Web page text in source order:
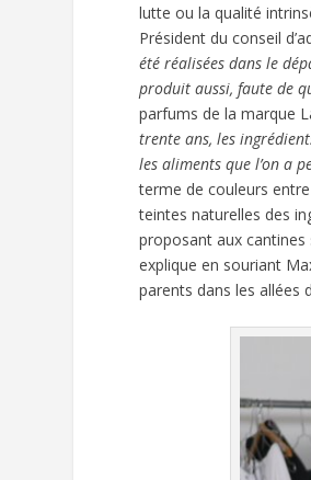
lutte ou la qualité
Président du conseil
été réalisées dans le
produit aussi, faute de
parfums de la marque
trente ans, les
les aliments que l’on a
terme de couleurs entre
teintes naturelles des
proposant aux
explique en souriant
parents dans les allées